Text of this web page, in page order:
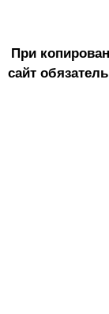
При
сайт